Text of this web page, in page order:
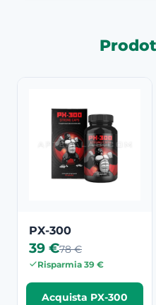
PX-300
39 €78 €
Risparmia 39 €
Acquista PX-300